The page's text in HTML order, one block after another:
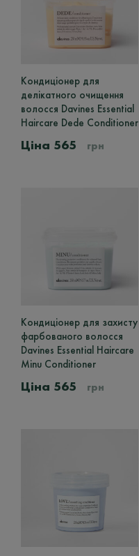
Для всіх 4
Пошкоджені 1
Сухі 1
Об'єм
250ml 28
280ml 1
300ml
50ml 12
60ml 4
75ml 18
Цей
товар
має
кілька
Параметри
Кондиціонер для
делікатного очищення
волосся Davines Essential
Haircare Dede Conditioner
565 грн
Цей
товар
має
кілька
Параметри
Кондиціонер для захисту
фарбованого волосся
Davines Essential Haircare
Minu Conditioner
565 грн